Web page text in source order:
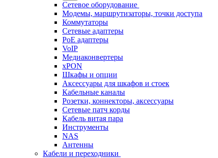
Сетевое оборудование
Модемы, маршрутизаторы, точки доступа
Коммутаторы
Сетевые адаптеры
PoE адаптеры
VoIP
Медиаконвертеры
xPON
Шкафы и опции
Аксессуары для шкафов и стоек
Кабельные каналы
Розетки, коннекторы, аксессуары
Сетевые патч корды
Кабель витая пара
Инструменты
NAS
Антенны
Кабели и переходники